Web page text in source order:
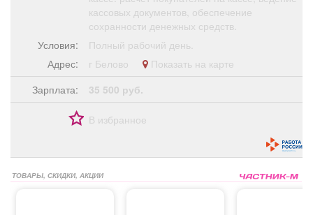
кассовых документов, обеспечение
сохранности денежных средств.
Условия:
Полный рабочий день.
Адрес:
г Белово
Показать на карте
Зарплата:
35 500 руб.
В избранное
ТОВАРЫ, СКИДКИ, АКЦИИ